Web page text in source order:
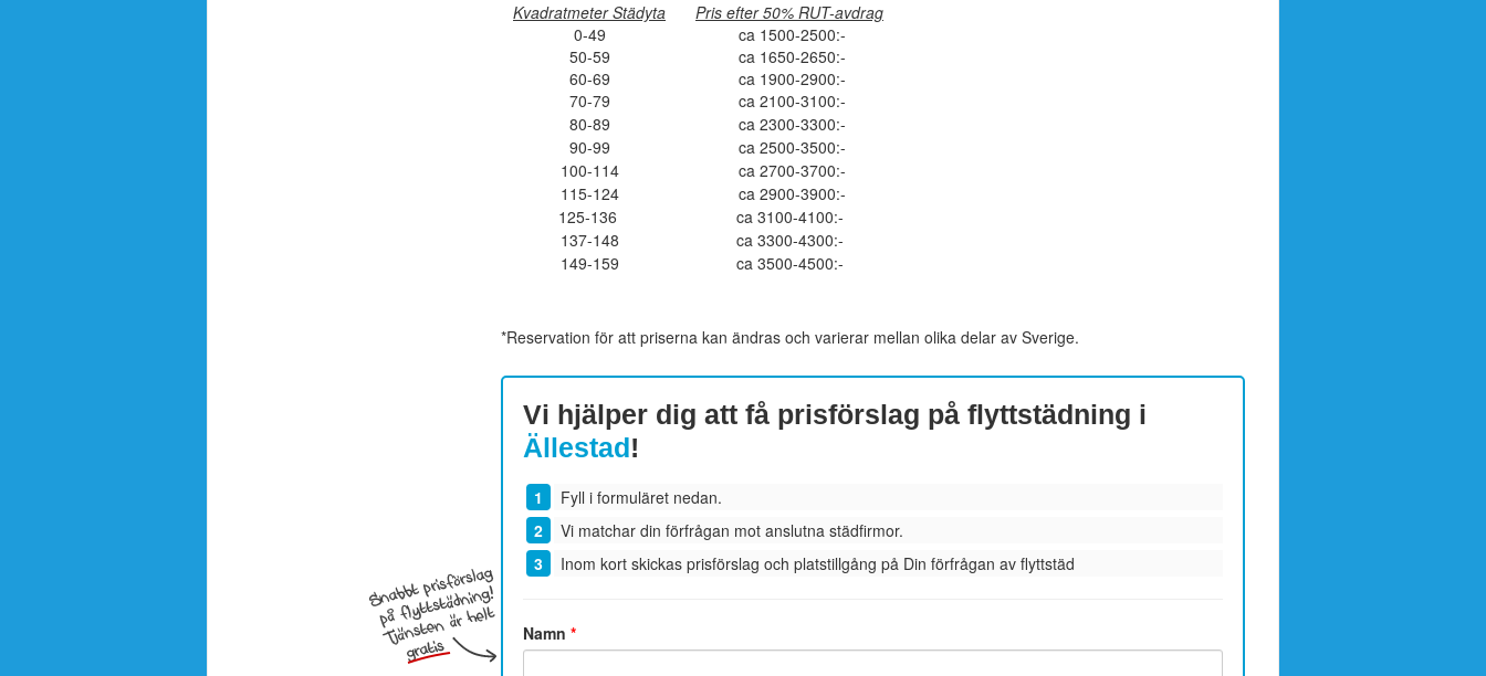
Kvadratmeter Städyta
Pris efter 50% RUT-avdrag
0-49
ca 1500-2500:-
50-59
ca 1650-2650:-
60-69
ca 1900-2900:-
70-79
ca 2100-3100:-
80-89
ca 2300-3300:-
90-99
ca 2500-3500:-
100-114
ca 2700-3700:-
115-124
ca 2900-3900:-
125-136
ca 3100-4100:-
137-148
ca 3300-4300:-
149-159
ca 3500-4500:-
*Reservation för att priserna kan ändras och varierar mellan olika delar av Sverige.
Vi hjälper dig att få prisförslag på flyttstädning i
Ällestad!
Fyll i formuläret nedan.
Vi matchar din förfrågan mot anslutna städfirmor.
Inom kort skickas prisförslag och platstillgång på Din förfrågan av flyttstäd
Namn *